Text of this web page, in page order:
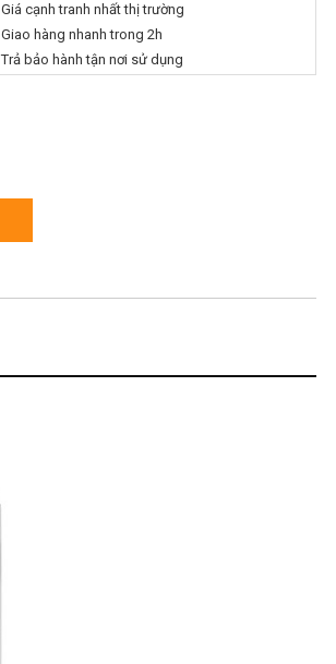
Giá cạnh tranh nhất thị trường
Giao hàng nhanh trong 2h
Trả bảo hành tận nơi sử dụng